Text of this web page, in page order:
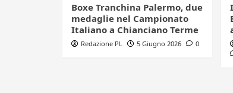
Boxe Tranchina Palermo, due
medaglie nel Campionato
Italiano a Chianciano Terme
Redazione PL 5 Giugno 2026 0